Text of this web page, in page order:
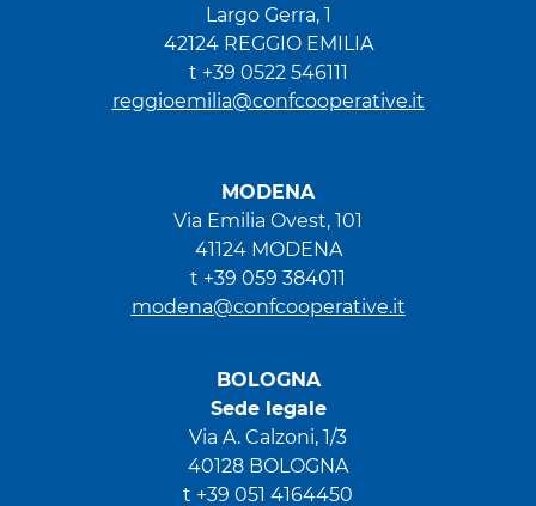
Largo Gerra, 1
42124 REGGIO EMILIA
t +39 0522 546111
reggioemilia@confcooperative.it
MODENA
Via Emilia Ovest, 101
41124 MODENA
t +39 059 384011
modena@confcooperative.it
BOLOGNA
Sede legale
Via A. Calzoni, 1/3
40128 BOLOGNA
t +39 051 4164450